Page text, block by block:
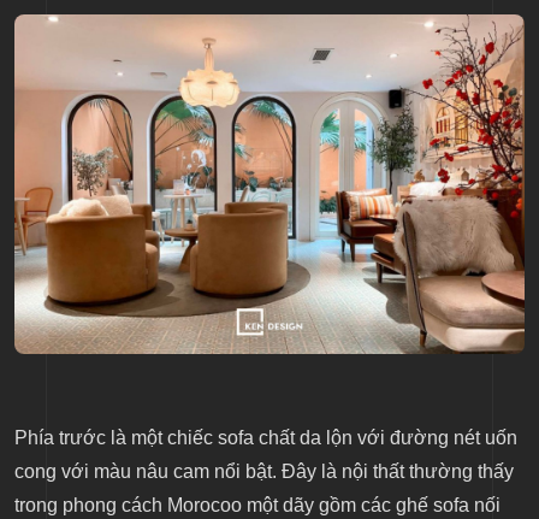
Phía trước là một chiếc sofa chất da lộn với đường nét uốn
cong với màu nâu cam nổi bật. Đây là nội thất thường thấy
trong phong cách Morocoo một dãy gồm các ghế sofa nối